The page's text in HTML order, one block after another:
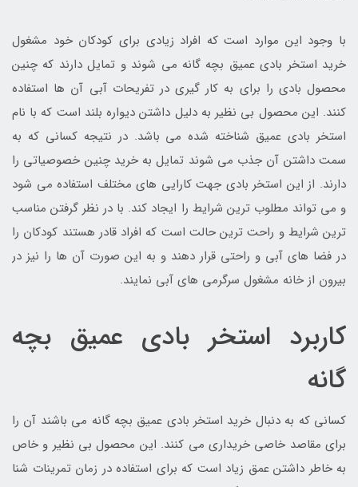
با وجود این موارد است که افراد زیادی برای کودکان خود مشغول
خرید استخر بادی عمیق بچه گانه می شوند و تمایل دارند که چنین
محصول بادی را برای به کار گیری در تفریحات آبی آن ها استفاده
کنند. این محصول بی نظیر به دلیل داشتن دیواره بلند است که با نام
استخر بادی عمیق شناخته شده می باشد. در نتیجه کسانی که به
سمت داشتن آن جذب می شوند تمایل به خرید چنین خصوصیاتی را
دارند. از این استخر بادی جهت کارایی های مختلف استفاده می شود
و می تواند مطلوب ترین شرایط را ایجاد کند. با در نظر گرفتن مناسب
ترین شرایط و راحت ترین حالت است که افراد قادر هستند کودکان را
در فضا های آبی و راحتی قرار دهند و به این صورت آن ها را نیز در
بیرون از خانه مشغول سرگرمی های آبی نمایند.
کاربرد استخر بادی عمیق بچه
گانه
کسانی که به دنبال خرید استخر بادی عمیق بچه گانه می باشند آن را
برای مقاصد خاصی خریداری می کنند. این محصول بی نظیر و خاص
به خاطر داشتن عمق زیاد است که برای استفاده در زمان تمرینات شنا